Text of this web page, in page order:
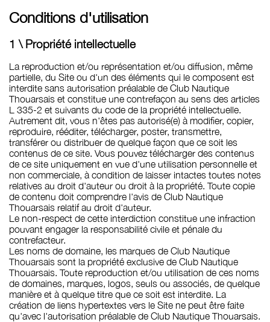
Conditions d'utilisation
1 \ Propriété intellectuelle
La reproduction et/ou représentation et/ou diffusion, même
partielle, du Site ou d'un des éléments qui le composent est
interdite sans autorisation préalable de Club Nautique
Thouarsais et constitue une contrefaçon au sens des articles
L 335-2 et suivants du code de la propriété intellectuelle.
Autrement dit, vous n'êtes pas autorisé(e) à modifier, copier,
reproduire, rééditer, télécharger, poster, transmettre,
transférer ou distribuer de quelque façon que ce soit les
contenus de ce site. Vous pouvez télécharger des contenus
de ce site uniquement en vue d'une utilisation personnelle et
non commerciale, à condition de laisser intactes toutes notes
relatives au droit d'auteur ou droit à la propriété. Toute copie
de contenu doit comprendre l'avis de Club Nautique
Thouarsais relatif au droit d'auteur.
Le non-respect de cette interdiction constitue une infraction
pouvant engager la responsabilité civile et pénale du
contrefacteur.
Les noms de domaine, les marques de Club Nautique
Thouarsais sont la propriété exclusive de Club Nautique
Thouarsais. Toute reproduction et/ou utilisation de ces noms
de domaines, marques, logos, seuls ou associés, de quelque
manière et à quelque titre que ce soit est interdite. La
création de liens hypertextes vers le Site ne peut être faite
qu'avec l'autorisation préalable de Club Nautique Thouarsais.